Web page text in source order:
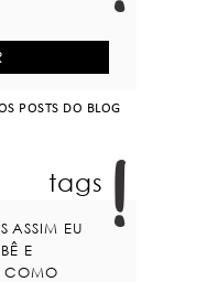
POSTS DO BLOG
tags
ASSIM EU
E
COMO